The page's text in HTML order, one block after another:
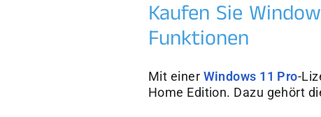
Kaufen Sie
Funktionen
Mit einer Windows 11 Pro-
Home Edition. Dazu gehört